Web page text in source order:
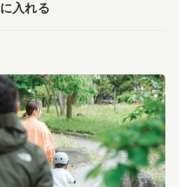
入れる